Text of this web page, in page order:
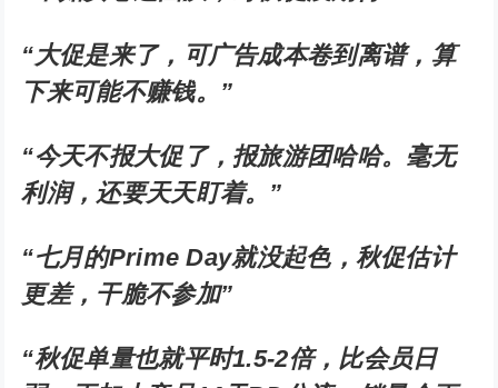
“大促是来了，可广告成本卷到离谱，算
下来可能不赚钱。”
“今天不报大促了，报旅游团哈哈。毫无
利润，还要天天盯着。”
“七月的Prime Day就没起色，秋促估计
更差，干脆不参加”
“秋促单量也就平时1.5-2倍，比会员日